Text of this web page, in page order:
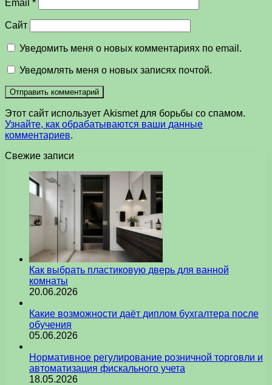
Email *
Сайт
Уведомить меня о новых комментариях по email.
Уведомлять меня о новых записях почтой.
Этот сайт использует Akismet для борьбы со спамом.
Узнайте, как обрабатываются ваши данные
комментариев.
Свежие записи
Как выбрать пластиковую дверь для ванной
комнаты
20.06.2026
Какие возможности даёт диплом бухгалтера после
обучения
05.06.2026
Нормативное регулирование розничной торговли и
автоматизация фискального учета
18.05.2026